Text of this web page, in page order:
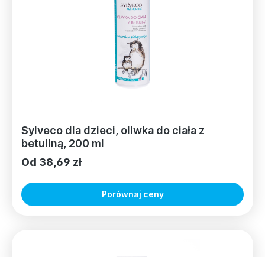
Sylveco dla dzieci, oliwka do ciała z
betuliną, 200 ml
Od 38,69 zł
Porównaj ceny